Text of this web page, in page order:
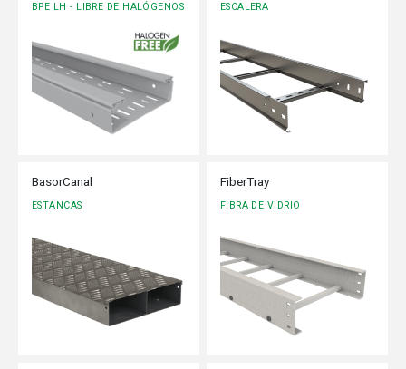
BPE LH - LIBRE DE HALÓGENOS ESCALERA
BasorCanal
ESTANCAS
FiberTray
FIBRA DE VIDRIO